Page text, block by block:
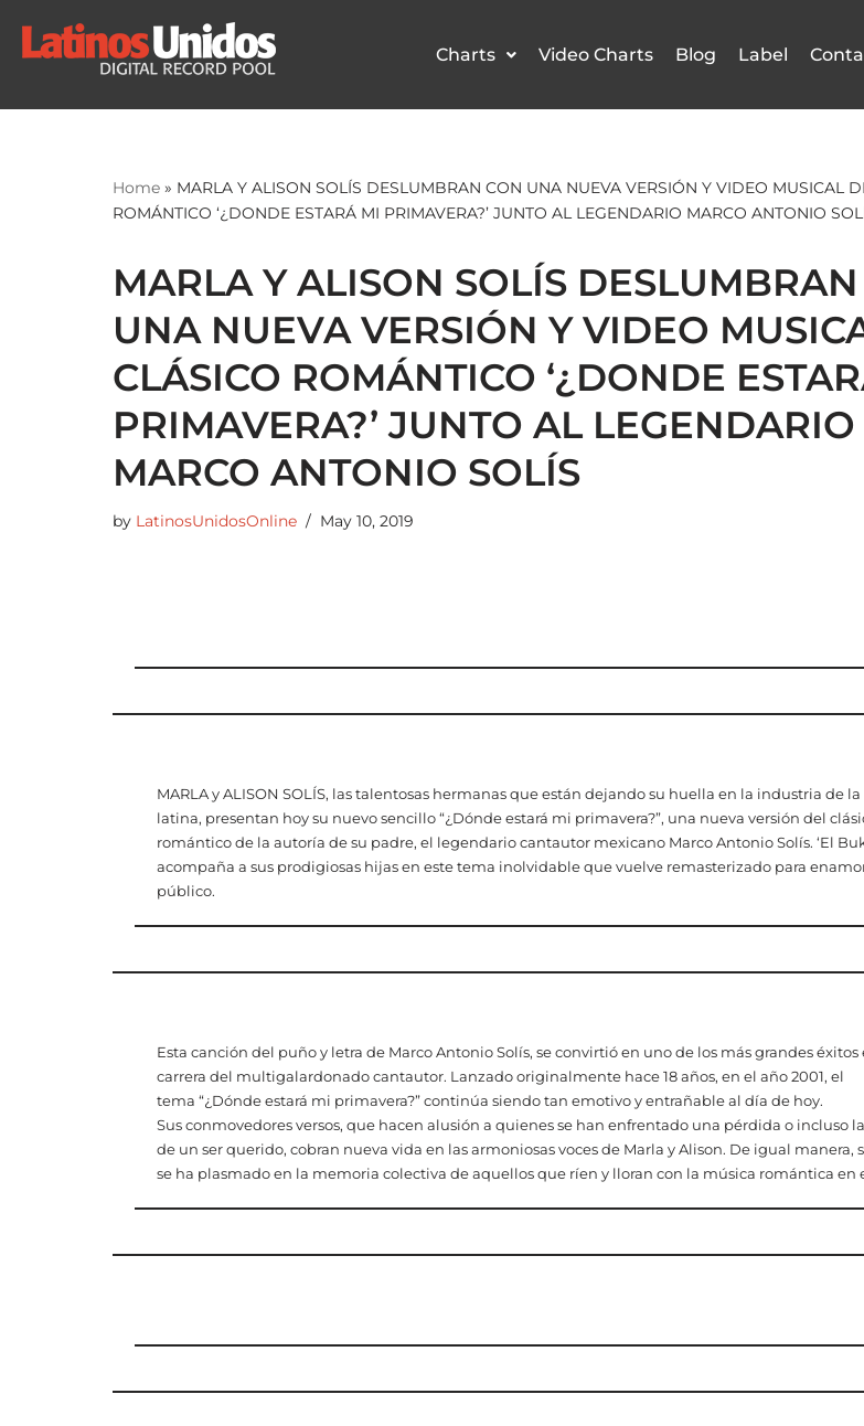
Skip
Charts Video Charts Blog Label
Home » MARLA Y ALISON SOLÍS DESLUMBRAN CON UNA NUEVA VERSIÓN Y VIDEO MUSICAL
ROMÁNTICO ‘¿DONDE ESTARÁ MI PRIMAVERA?’ JUNTO AL LEGENDARIO MARCO ANTONIO
MARLA Y ALISON SOLÍS
UNA NUEVA VERSIÓN Y VIDEO
CLÁSICO ROMÁNTICO ‘¿DONDE
PRIMAVERA?’ JUNTO AL LEGENDARIO
MARCO ANTONIO SOLÍS
by LatinosUnidosOnline May 10, 2019
MARLA y ALISON SOLÍS, las talentosas hermanas que están dejando su huella en la industria de
latina, presentan hoy su nuevo sencillo “¿Dónde estará mi primavera?”, una nueva versión del
romántico de la autoría de su padre, el legendario cantautor mexicano Marco Antonio Solís. ‘El
acompaña a sus prodigiosas hijas en este tema inolvidable que vuelve remasterizado para
público.
Esta canción del puño y letra de Marco Antonio Solís, se convirtió en uno de los más grandes éxitos
carrera del multigalardonado cantautor. Lanzado originalmente hace 18 años, en el año 2001, el
tema “¿Dónde estará mi primavera?” continúa siendo tan emotivo y entrañable al día de hoy.
Sus conmovedores versos, que hacen alusión a quienes se han enfrentado una pérdida o incluso
de un ser querido, cobran nueva vida en las armoniosas voces de Marla y Alison. De igual manera,
se ha plasmado en la memoria colectiva de aquellos que ríen y lloran con la música romántica en